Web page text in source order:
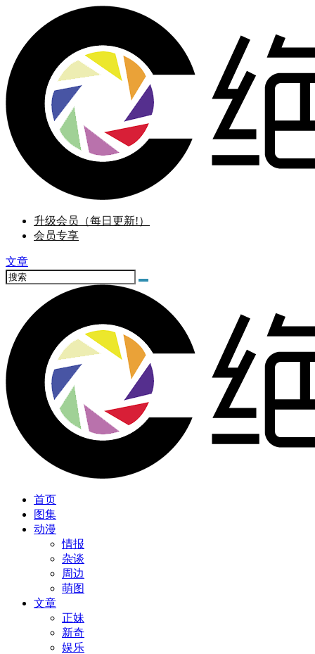
升级会员（每日更新!）
会员专享
文章
首页
图集
动漫
情报
杂谈
周边
萌图
文章
正妹
新奇
娱乐